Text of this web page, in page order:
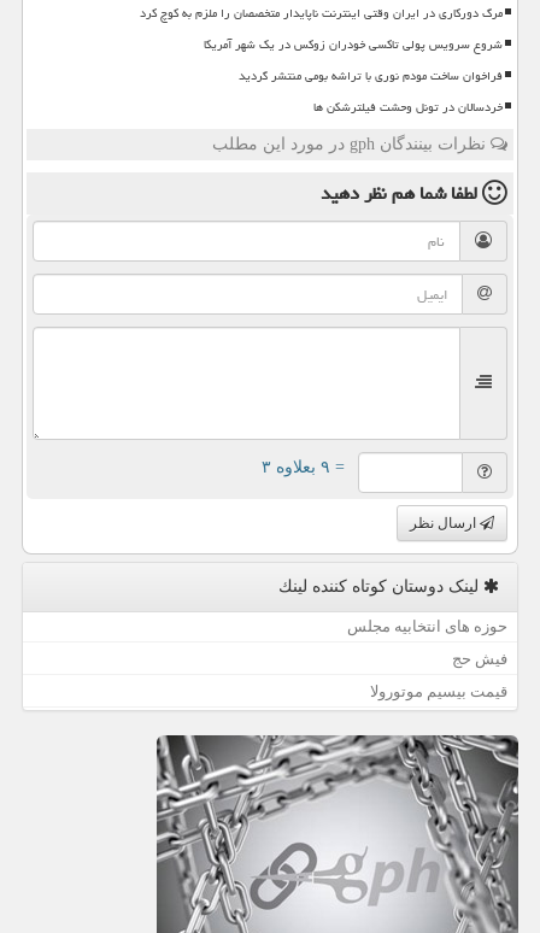
مرگ دورکاری در ایران وقتی اینترنت ناپایدار متخصصان را ملزم به کوچ کرد
شروع سرویس پولی تاکسی خودران زوکس در یک شهر آمریکا
فراخوان ساخت مودم نوری با تراشه بومی منتشر گردید
خردسالان در تونل وحشت فیلترشکن ها
نظرات بینندگان gph در مورد این مطلب
لطفا شما همنظر دهید
= ۹ بعلاوه ۳
ارسال نظر
لینک دوستان كوتاه كننده لینك
حوزه های انتخابیه مجلس
فیش حج
قیمت بیسیم موتورولا